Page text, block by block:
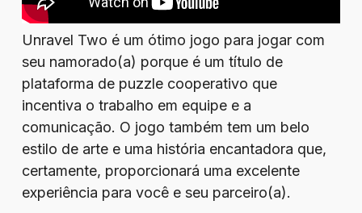
Unravel Two é um ótimo jogo para jogar com
seu namorado(a) porque é um título de
plataforma de puzzle cooperativo que
incentiva o trabalho em equipe e a
comunicação. O jogo também tem um belo
estilo de arte e uma história encantadora que,
certamente, proporcionará uma excelente
experiência para você e seu parceiro(a).